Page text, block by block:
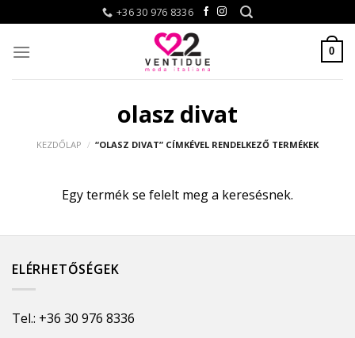
to
content
+36 30 976 8336
0
olasz divat
KEZDŐLAP / “OLASZ DIVAT” CÍMKÉVEL RENDELKEZŐ TERMÉKEK
Egy termék se felelt meg a keresésnek.
ELÉRHETŐSÉGEK
Tel.: +36 30 976 8336